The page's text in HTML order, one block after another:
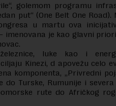
golemom programu
put“ (One Belt One
u martu ova
imenovana je kao glavni
luke kao i
Kinezi, d apovežu celo
komponenta, „Privredni
do Turske, Rumunije i
rute do Afričkog